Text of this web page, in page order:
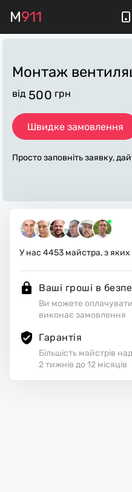
M911
Монтаж
від 500 грн
Швидке замовлення
Просто заповніть заявку,
питання по «монтаж
авці стежать за чистотою
У нас 4453 майстра, з яких
Ваші гроші в
Ви можете
виконає замовлення
Гарантія
Більшість майстрів
2 тижнів до 12 місяців